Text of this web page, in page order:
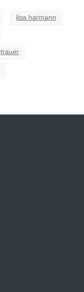
lisa harmann
trauer